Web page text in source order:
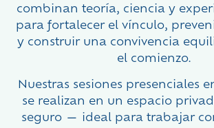
combinan teoría, ciencia y
para fortalecer el vínculo,
y construir una convivencia
el comienzo.
Nuestras sesiones presenciales
se realizan en un espacio
seguro — ideal para trabajar